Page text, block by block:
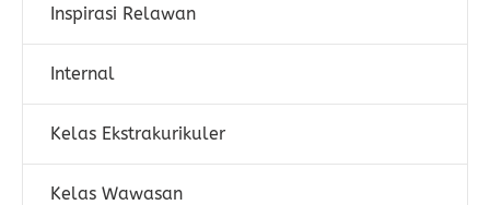
Inspirasi Relawan
Internal
Kelas Ekstrakurikuler
Kelas Wawasan